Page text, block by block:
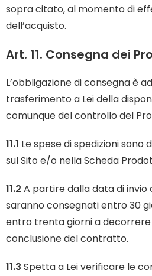
sopra citato, al momento di
dell’acquisto.
Art. 11. Consegna dei
L’obbligazione di consegna è
trasferimento a Lei della
comunque del controllo del
11.1 Le spese di spedizioni
sul Sito e/o nella Scheda
11.2 A partire dalla data di invio
saranno consegnati entro 30
entro trenta giorni a
conclusione del contratto.
11.3 Spetta a Lei verificare le